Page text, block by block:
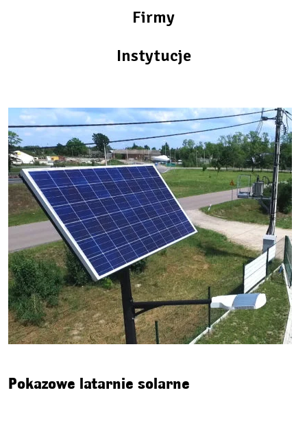
Firmy
Instytucje
Pokazowe latarnie solarne